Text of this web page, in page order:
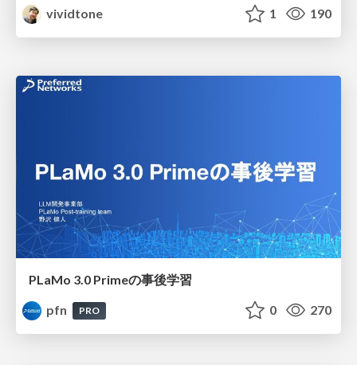
vividtone
1 190
PLaMo 3.0 Primeの事後学習
pfn
PRO 0 270